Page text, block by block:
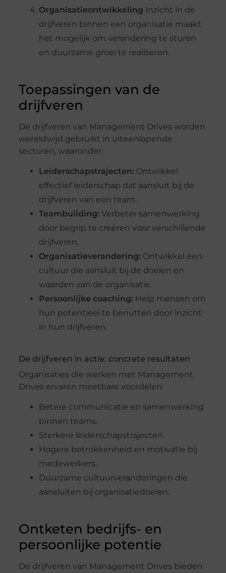
Organisatieontwikkeling Inzicht in de
drijfveren binnen een organisatie maakt
het mogelijk om verandering te sturen
en duurzame groei te realiseren.
Toepassingen van de
drijfveren
De drijfveren van Management Drives worden
wereldwijd gebruikt in uiteenlopende
sectoren, waaronder:
Leiderschapstrajecten: Ontwikkel
effectief leiderschap dat aansluit bij de
drijfveren van een team.
Teambuilding: Verbeter samenwerking
door begrip te creëren voor verschillende
drijfveren.
Organisatieverandering: Ontwikkel een
cultuur die aansluit bij de doelen en
waarden van de organisatie.
Persoonlijke coaching: Help mensen om
hun potentieel te benutten door inzicht
in hun drijfveren.
De drijfveren in actie: concrete resultaten
Organisaties die werken met Management
Drives ervaren meetbare voordelen:
Betere communicatie en samenwerking
binnen teams.
Sterkere leiderschapstrajecten.
Hogere betrokkenheid en motivatie bij
medewerkers.
Duurzame cultuurveranderingen die
aansluiten bij organisatiedoelen.
Ontketen bedrijfs- en
persoonlijke potentie
De drijfveren van Management Drives bieden